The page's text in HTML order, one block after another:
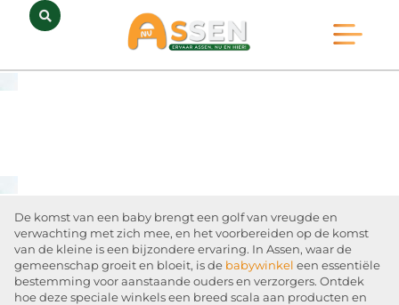
De komst van een baby brengt een golf van vreugde en
verwachting met zich mee, en het voorbereiden op de komst
van de kleine is een bijzondere ervaring. In Assen, waar de
gemeenschap groeit en bloeit, is de babywinkel een essentiële
bestemming voor aanstaande ouders en verzorgers. Ontdek
hoe deze speciale winkels een breed scala aan producten en